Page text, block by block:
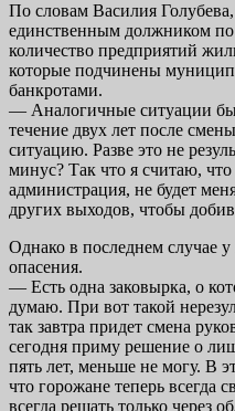
По словам Василия Голубева,
единственным должником по
количество предприятий
которые подчинены
банкротами.
— Аналогичные ситуации
течение двух лет после
ситуацию. Разве это не
минус? Так что я считаю, что
администрация, не будет
других выходов, чтобы
Однако в последнем случае
опасения.
— Есть одна заковырка, о
думаю. При вот такой
так завтра придет смена
сегодня приму решение о
пять лет, меньше не могу. В
что горожане теперь всегда
всегда решать только через